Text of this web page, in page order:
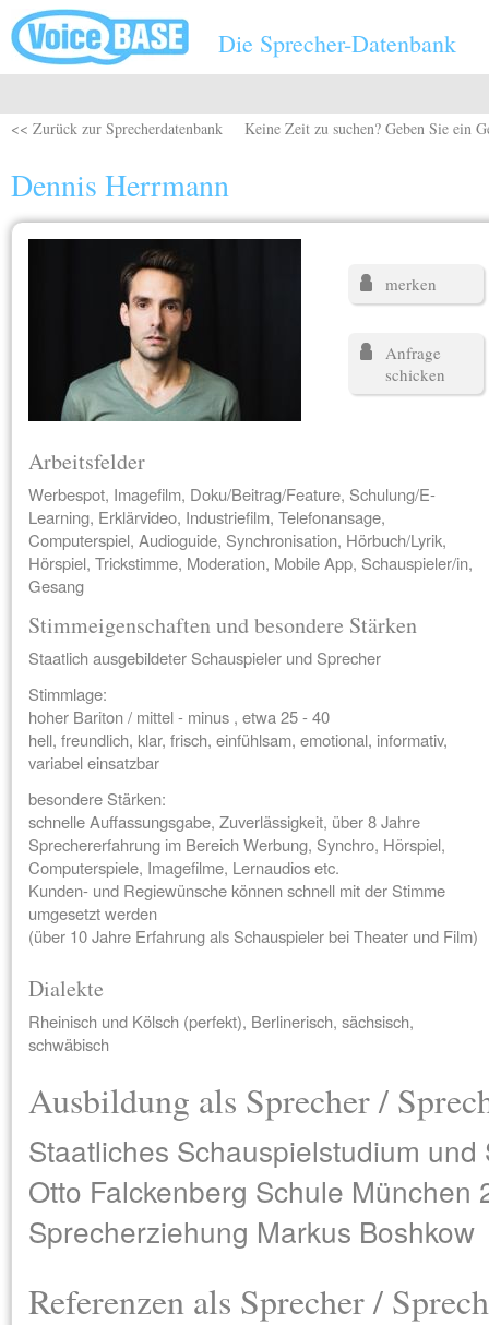
Direkt zum Inhalt
Die Sprecher-Datenbank
<< Zurück zur Sprecherdatenbank Keine Zeit zu suchen? Geben Sie ein
Dennis Herrmann
merken
Anfrage
schicken
Arbeitsfelder
Werbespot, Imagefilm, Doku/Beitrag/Feature, Schulung/E-
Learning, Erklärvideo, Industriefilm, Telefonansage,
Computerspiel, Audioguide, Synchronisation, Hörbuch/Lyrik,
Hörspiel, Trickstimme, Moderation, Mobile App, Schauspieler/in,
Gesang
Stimmeigenschaften und besondere Stärken
Staatlich ausgebildeter Schauspieler und Sprecher
Stimmlage:
hoher Bariton / mittel - minus , etwa 25 - 40
hell, freundlich, klar, frisch, einfühlsam, emotional, informativ,
variabel einsatzbar
besondere Stärken:
schnelle Auffassungsgabe, Zuverlässigkeit, über 8 Jahre
Sprechererfahrung im Bereich Werbung, Synchro, Hörspiel,
Computerspiele, Imagefilme, Lernaudios etc.
Kunden- und Regiewünsche können schnell mit der Stimme
umgesetzt werden
(über 10 Jahre Erfahrung als Schauspieler bei Theater und Film)
Dialekte
Rheinisch und Kölsch (perfekt), Berlinerisch, sächsisch,
schwäbisch
Ausbildung als Sprecher /
Staatliches Schauspielstudium
Otto Falckenberg Schule München
Sprecherziehung Markus Boshkow
Referenzen als Sprecher /